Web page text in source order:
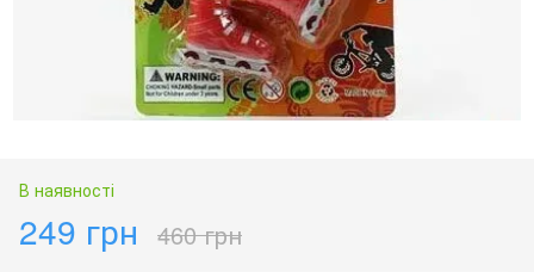
В наявності
249 грн 460 грн